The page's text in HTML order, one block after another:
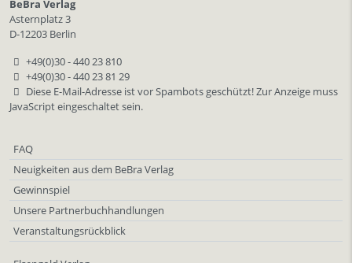
BeBra Verlag
Asternplatz 3
D-12203 Berlin
+49(0)30 - 440 23 810
+49(0)30 - 440 23 81 29
Diese E-Mail-Adresse ist vor Spambots geschützt! Zur Anzeige muss
JavaScript eingeschaltet sein.
FAQ
Neuigkeiten aus dem BeBra Verlag
Gewinnspiel
Unsere Partnerbuchhandlungen
Veranstaltungsrückblick